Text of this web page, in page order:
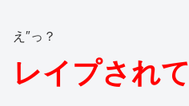
え″っ？
レイプされて